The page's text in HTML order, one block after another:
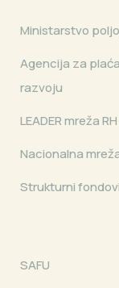
Ministarstvo
Agencija za
razvoju
LEADER mreža RH
Nacionalna
Strukturni
SAFU